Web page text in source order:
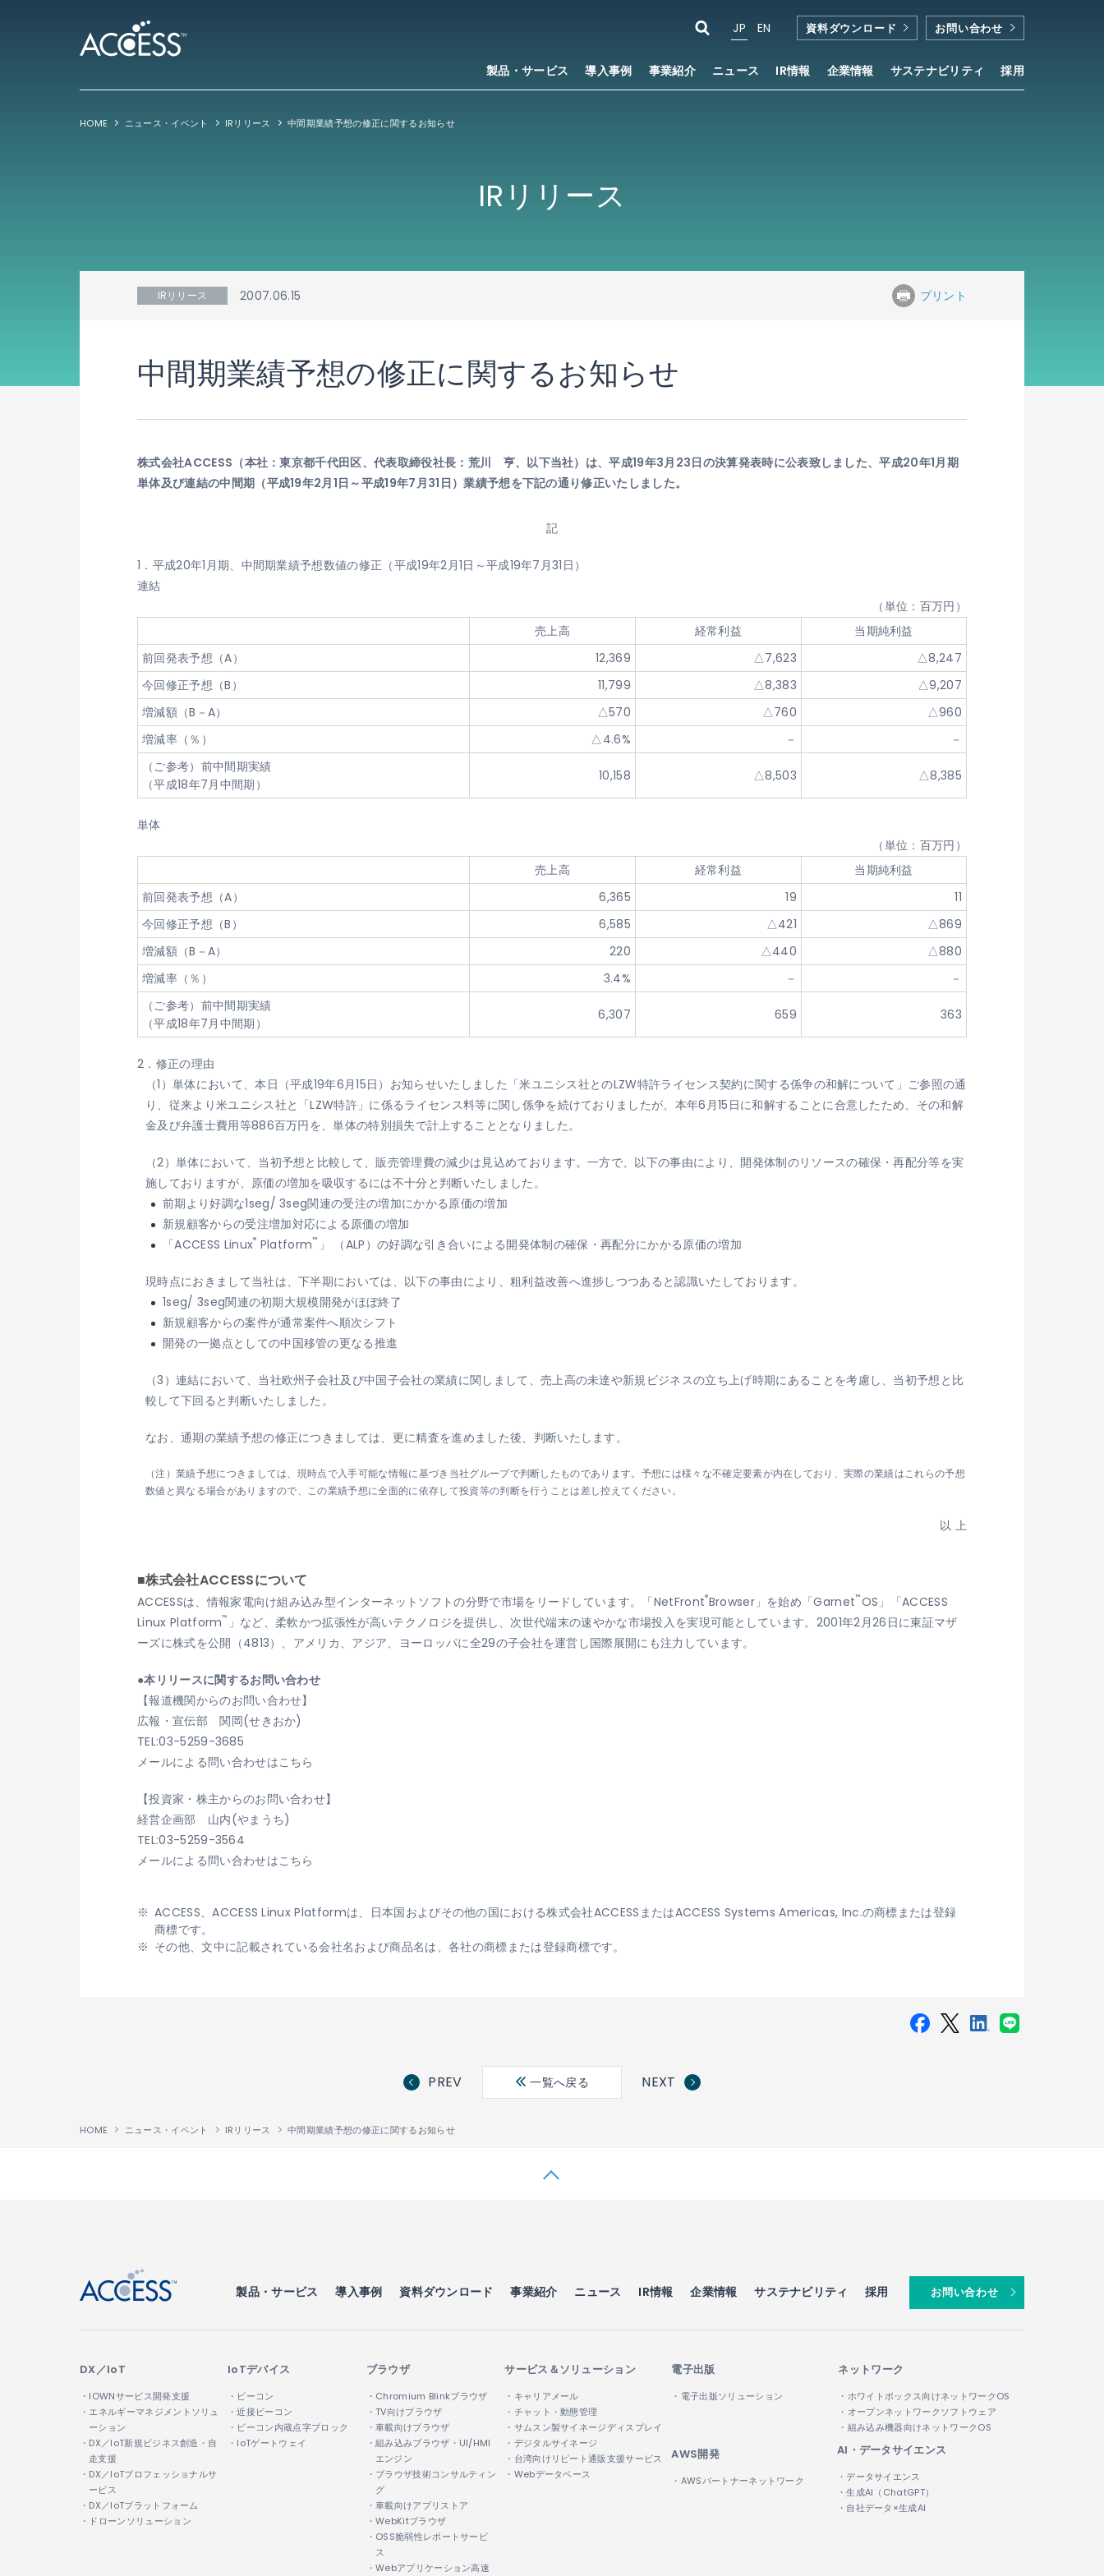
製品・サービス 導入事例 事業紹介 ニュース IR情報 企業情報 サステナビリティ 採用
JP EN 資料ダウンロード お問い合わせ
HOME ニュース・イベント IRリリース 中間期業績予想の修正に関するお知らせ
IRリリース
IRリリース 2007.06.15 プリント
中間期業績予想の修正に関するお知らせ
株式会社ACCESS（本社：東京都千代田区、代表取締役社長：荒川 亨、以下当社）は、平成19年3月23日の決算発表時に公表致しました、平成20年1月期
単体及び連結の中間期（平成19年2月1日～平成19年7月31日）業績予想を下記の通り修正いたしました。
記
1．平成20年1月期、中間期業績予想数値の修正（平成19年2月1日～平成19年7月31日）
連結
（単位：百万円）
売上高
経常利益
当期純利益
前回発表予想（A）
12,369 △7,623
△8,247
今回修正予想（B）
11,799 △8,383
△9,207
増減額（B－A）
△570 △760
△960
増減率（％）
△4.6% －
－
（ご参考）前中間期実績
（平成18年7月中間期）
10,158 △8,503 △8,385
単体
（単位：百万円）
売上高
経常利益
当期純利益
前回発表予想（A）
6,365 19
11
今回修正予想（B）
6,585 △421
△869
増減額（B－A）
220 △440
△880
増減率（％）
3.4% －
－
（ご参考）前中間期実績
（平成18年7月中間期）
6,307 659 363
2．修正の理由
（1）単体において、本日（平成19年6月15日）お知らせいたしました「米ユニシス社とのLZW特許ライセンス契約に関する係争の和解について」ご参照の通
り、従来より米ユニシス社と「LZW特許」に係るライセンス料等に関し係争を続けておりましたが、本年6月15日に和解することに合意したため、その和解
金及び弁護士費用等886百万円を、単体の特別損失で計上することとなりました。
（2）単体において、当初予想と比較して、販売管理費の減少は見込めております。一方で、以下の事由により、開発体制のリソースの確保・再配分等を実
施しておりますが、原価の増加を吸収するには不十分と判断いたしました。
前期より好調な1seg/ 3seg関連の受注の増加にかかる原価の増加
新規顧客からの受注増加対応による原価の増加
「ACCESS Linux® Platform™ 」 （ALP）の好調な引き合いによる開発体制の確保・再配分にかかる原価の増加
現時点におきまして当社は、下半期においては、以下の事由により、粗利益改善へ進捗しつつあると認識いたしております。
1seg/ 3seg関連の初期大規模開発がほぼ終了
新規顧客からの案件が通常案件へ順次シフト
開発の一拠点としての中国移管の更なる推進
（3）連結において、当社欧州子会社及び中国子会社の業績に関しまして、売上高の未達や新規ビジネスの立ち上げ時期にあることを考慮し、当初予想と比
較して下回ると判断いたしました。
なお、通期の業績予想の修正につきましては、更に精査を進めました後、判断いたします。
（注）業績予想につきましては、現時点で入手可能な情報に基づき当社グループで判断したものであります。予想には様々な不確定要素が内在しており、実際の業績はこれらの予想
数値と異なる場合がありますので、この業績予想に全面的に依存して投資等の判断を行うことは差し控えてください。
以 上
■株式会社ACCESSについて
ACCESSは、情報家電向け組み込み型インターネットソフトの分野で市場をリードしています。「NetFront®Browser」を始め「Garnet™OS」「ACCESS
Linux Platform™ 」など、柔軟かつ拡張性が高いテクノロジを提供し、次世代端末の速やかな市場投入を実現可能としています。2001年2月26日に東証マザ
ーズに株式を公開（4813）、アメリカ、アジア、ヨーロッパに全29の子会社を運営し国際展開にも注力しています。
●本リリースに関するお問い合わせ
【報道機関からのお問い合わせ】
広報・宣伝部 関岡(せきおか)
TEL:03-5259-3685
メールによる問い合わせはこちら
【投資家・株主からのお問い合わせ】
経営企画部 山内(やまうち)
TEL:03-5259-3564
メールによる問い合わせはこちら
ACCESS、ACCESS Linux Platformは、日本国およびその他の国における株式会社ACCESSまたはACCESS Systems Americas, Inc.の商標または登録
商標です。
その他、文中に記載されている会社名および商品名は、各社の商標または登録商標です。
PREV 一覧へ戻る NEXT
HOME ニュース・イベント IRリリース 中間期業績予想の修正に関するお知らせ
製品・サービス 導入事例 資料ダウンロード 事業紹介 ニュース IR情報 企業情報 サステナビリティ 採用 お問い合わせ
DX／IoT
・IOWNサービス開発支援
・エネルギーマネジメントソリュ
ーション
・DX／IoT新規ビジネス創造・自
走支援
・DX／IoTプロフェッショナルサ
ービス
・DX／IoTプラットフォーム
・ドローンソリューション
IoTデバイス
・ビーコン
・近接ビーコン
・ビーコン内蔵点字ブロック
・IoTゲートウェイ
ブラウザ
・Chromium Blinkブラウザ
・TV向けブラウザ
・車載向けブラウザ
・組み込みブラウザ・UI/HMI
エンジン
・ブラウザ技術コンサルティン
グ
・車載向けアプリストア
・WebKitブラウザ
・OSS脆弱性レポートサービ
ス
・Webアプリケーション高速
サービス＆ソリューション
・キャリアメール
・チャット・動態管理
・サムスン製サイネージディスプレイ
・デジタルサイネージ
・台湾向けリピート通販支援サービス
・Webデータベース
電子出版
・電子出版ソリューション
ネットワーク
・ホワイトボックス向けネットワークOS
・オープンネットワークソフトウェア
・組み込み機器向けネットワークOS
AWS開発
・AWSパートナーネットワーク
AI・データサイエンス
・データサイエンス
・生成AI（ChatGPT）
・自社データ×生成AI